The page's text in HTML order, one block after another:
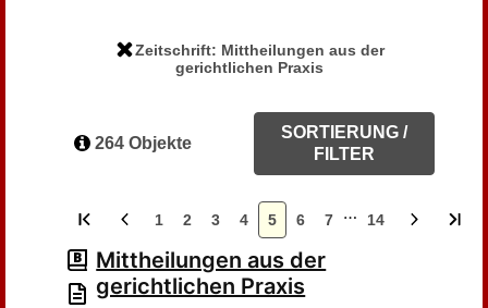
Zeitschrift: Mittheilungen aus der
gerichtlichen Praxis
264 Objekte
SORTIERUNG /
FILTER
1 2 3 4 5 6 7 … 14
Mittheilungen aus der
gerichtlichen Praxis